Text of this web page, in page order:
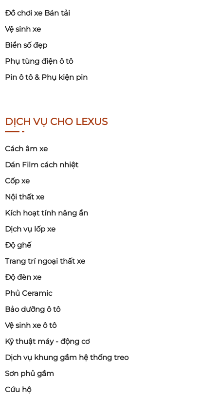
Đồ chơi xe Bán tải
Vệ sinh xe
Biển số đẹp
Phụ tùng điện ô tô
Pin ô tô & Phụ kiện pin
DỊCH VỤ CHO LEXUS
Cách âm xe
Dán Film cách nhiệt
Cốp xe
Nội thất xe
Kích hoạt tính năng ẩn
Dịch vụ lốp xe
Độ ghế
Trang trí ngoại thất xe
Độ đèn xe
Phủ Ceramic
Bảo dưỡng ô tô
Vệ sinh xe ô tô
Kỹ thuật máy - động cơ
Dịch vụ khung gầm hệ thống treo
Sơn phủ gầm
Cứu hộ